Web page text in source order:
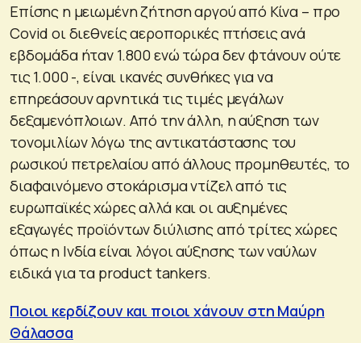
Επίσης η μειωμένη ζήτηση αργού από Κίνα – προ
Covid οι διεθνείς αεροπορικές πτήσεις ανά
εβδομάδα ήταν 1.800 ενώ τώρα δεν φτάνουν ούτε
τις 1.000 -, είναι ικανές συνθήκες για να
επηρεάσουν αρνητικά τις τιμές μεγάλων
δεξαμενόπλοιων. Από την άλλη, η αύξηση των
τονομιλίων λόγω της αντικατάστασης του
ρωσικού πετρελαίου από άλλους προμηθευτές, το
διαφαινόμενο στοκάρισμα ντίζελ από τις
ευρωπαϊκές χώρες αλλά και οι αυξημένες
εξαγωγές προϊόντων διύλισης από τρίτες χώρες
όπως η Ινδία είναι λόγοι αύξησης των ναύλων
ειδικά για τα product tankers.
Ποιοι κερδίζουν και ποιοι χάνουν στη Μαύρη
Θάλασσα